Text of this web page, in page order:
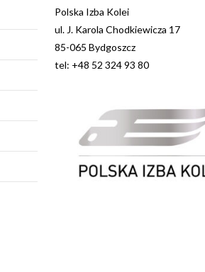
Polska Izba Kolei
ul. J. Karola Chodkiewicza 17
85-065 Bydgoszcz
tel: +48 52 324 93 80